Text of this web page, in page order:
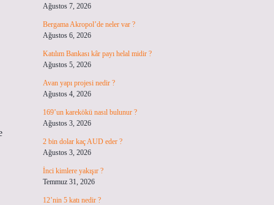
Ağustos 7, 2026
Bergama Akropol’de neler var ?
Ağustos 6, 2026
Katılım Bankası kâr payı helal midir ?
Ağustos 5, 2026
Avan yapı projesi nedir ?
Ağustos 4, 2026
169’un karekökü nasıl bulunur ?
Ağustos 3, 2026
2 bin dolar kaç AUD eder ?
Ağustos 3, 2026
İnci kimlere yakışır ?
Temmuz 31, 2026
12’nin 5 katı nedir ?